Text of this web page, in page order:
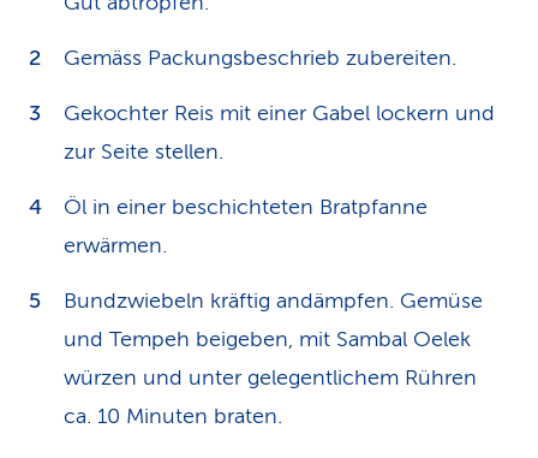
Gemäss Packungsbeschrieb zubereiten.
Gekochter Reis mit einer Gabel lockern und
zur Seite stellen.
Öl in einer beschichteten Bratpfanne
erwärmen.
Bundzwiebeln kräftig andämpfen. Gemüse
und Tempeh beigeben, mit Sambal Oelek
würzen und unter gelegentlichem Rühren
ca. 10 Minuten braten.